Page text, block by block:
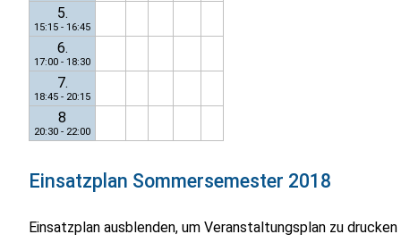
5.
15:15 - 16:45
6.
17:00 - 18:30
7.
18:45 - 20:15
8
20:30 - 22:00
Einsatzplan Sommersemester 2018
Einsatzplan ausblenden, um Veranstaltungsplan zu drucken